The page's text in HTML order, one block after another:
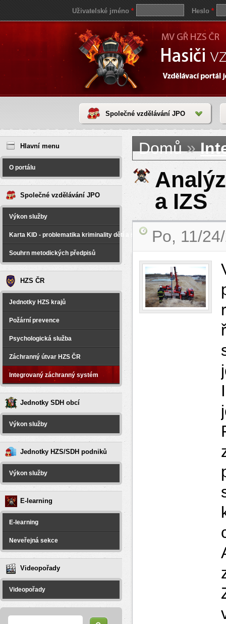
Uživatelské jméno* Heslo*
Společné vzdělávání JPO
Hlavní menu
O portálu
Společné vzdělávání JPO
Výkon služby
Karta KID - problematika kriminality dětí a spáchané na dětech
Souhrn metodických předpisů
HZS ČR
Jednotky HZS krajů
Požární prevence
Psychologická služba
Záchranný útvar HZS ČR
Integrovaný záchranný systém
Jednotky SDH obcí
Výkon služby
Jednotky HZS/SDH podniků
Výkon služby
E-learning
E-learning
Neveřejná sekce
Videopořady
Videopořady
Jste zde
Domů»
a IZS
Po, 11/
save
reddit
video
coloring
pages
love
horoscope
today